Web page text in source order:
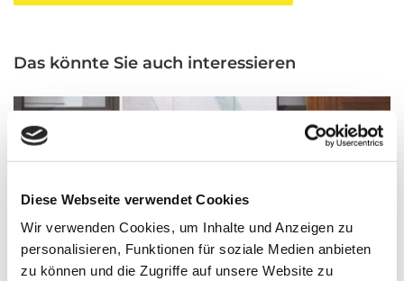
Diese Webseite verwendet Cookies
Wir verwenden Cookies, um Inhalte und Anzeigen zu
personalisieren, Funktionen für soziale Medien anbieten
zu können und die Zugriffe auf unsere Website zu
Das könnte Sie auch interessieren